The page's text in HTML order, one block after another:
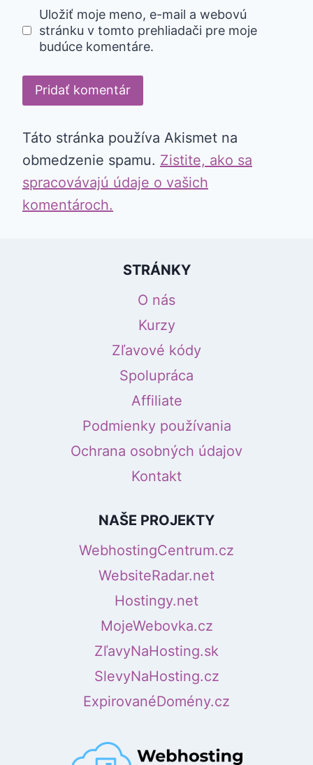
Uložiť moje meno, e-mail a webovú
stránku v tomto prehliadači pre moje
budúce komentáre.
Táto stránka používa Akismet na
obmedzenie spamu. Zistite, ako sa
spracovávajú údaje o vašich
komentároch.
STRÁNKY
O nás
Kurzy
Zľavové kódy
Spolupráca
Affiliate
Podmienky používania
Ochrana osobných údajov
Kontakt
NAŠE PROJEKTY
WebhostingCentrum.cz
WebsiteRadar.net
Hostingy.net
MojeWebovka.cz
ZľavyNaHosting.sk
SlevyNaHosting.cz
ExpirovanéDomény.cz